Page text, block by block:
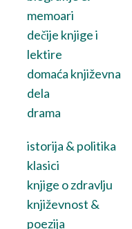
memoari
dečije knjige i
lektire
domaća književna
dela
drama
istorija & politika
klasici
knjige o zdravlju
književnost &
poezija